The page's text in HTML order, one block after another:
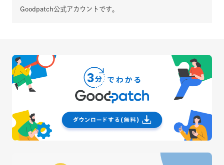
Goodpatch公式アカウントです。